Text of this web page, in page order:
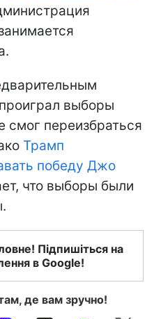
выборы
смог переизбраться
Трамп
победу Джо
что выборы были
Підпишіться на
в Google!
де вам зручно!